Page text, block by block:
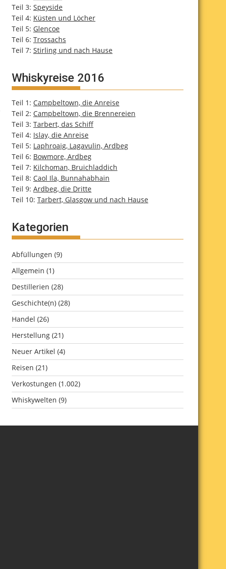
Teil 3: Speyside
Teil 4: Küsten und Löcher
Teil 5: Glencoe
Teil 6: Trossachs
Teil 7: Stirling und nach Hause
Whiskyreise 2016
Teil 1: Campbeltown, die Anreise
Teil 2: Campbeltown, die Brennereien
Teil 3: Tarbert, das Schiff
Teil 4: Islay, die Anreise
Teil 5: Laphroaig, Lagavulin, Ardbeg
Teil 6: Bowmore, Ardbeg
Teil 7: Kilchoman, Bruichladdich
Teil 8: Caol Ila, Bunnahabhain
Teil 9: Ardbeg, die Dritte
Teil 10: Tarbert, Glasgow und nach Hause
Kategorien
Abfüllungen (9)
Allgemein (1)
Destillerien (28)
Geschichte(n) (28)
Handel (26)
Herstellung (21)
Neuer Artikel (4)
Reisen (21)
Verkostungen (1.002)
Whiskywelten (9)